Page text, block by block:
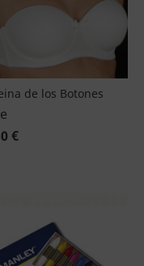
de los Botones
€